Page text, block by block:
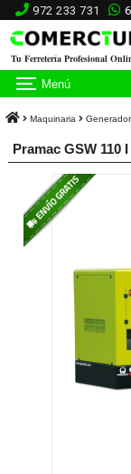
972 233 731
Tu Ferretería Profesional
Menú
Maquinaria
Pramac GSW 110